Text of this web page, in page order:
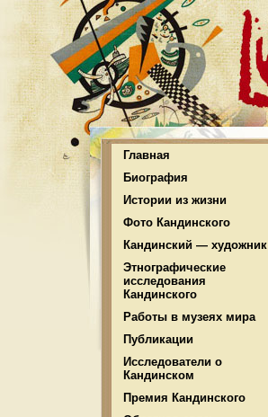
Главная
Биография
Истории из жизни
Фото Кандинского
Кандинский — художник
Этнографические
исследования
Кандинского
Работы в музеях мира
Публикации
Исследователи о
Кандинском
Премия Кандинского